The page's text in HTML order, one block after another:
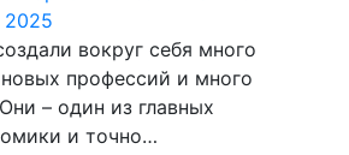
2025
вокруг себя много
профессий и много
– один из главных
и точно…